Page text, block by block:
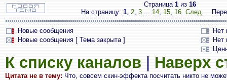
Страница 1из 16
На страницу: 1, 2, 3 ... 14, 15, 16 След.
Новые сообщения
Нет
Новые сообщения [ Тема закрыта ]
Нет
К списку каналов Наверх
Цитата не в тему: Что, совсем скин-эффекта посчитать никто не